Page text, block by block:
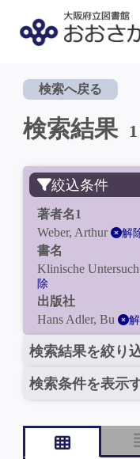
検索へ戻る
検索結果
絞込条件
著者名1
Weber, Arthur
解
書名
Klinische
除
出版社
Hans Adler, Bu
検索結果を絞り
検索条件を表示